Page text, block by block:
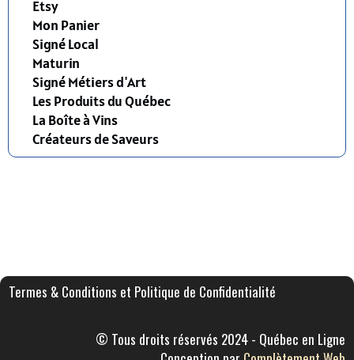
Etsy
Mon Panier
Signé Local
Maturin
Signé Métiers d'Art
Les Produits du Québec
La Boîte à Vins
Créateurs de Saveurs
Termes & Conditions et Politique de Confidentialité
© Tous droits réservés 2024 - Québec en Ligne